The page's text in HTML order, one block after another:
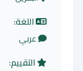
اللغة:
عربي
التقييم: